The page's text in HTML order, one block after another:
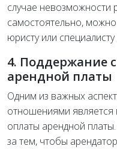
случае невозможности
самостоятельно,
юристу или
4. Поддержание
арендной платы
Одним из важных
отношениями
оплаты арендной
за тем, чтобы